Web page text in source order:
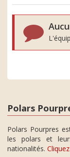
Polars
Polars Pourpres
les polars et
nationalités.